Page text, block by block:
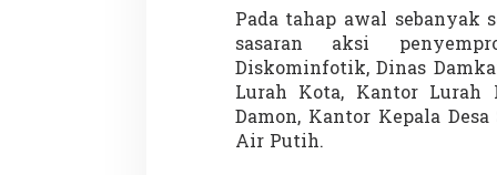
D
i
s
i
n
f
Pada tahap awal sebanyak
sasaran aksi
Diskominfotik, Dinas
Lurah Kota, Kantor Lurah
Damon, Kantor Kepala
Air Putih.